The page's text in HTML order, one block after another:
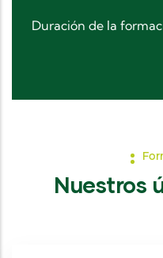
Duración de la
Nuestros